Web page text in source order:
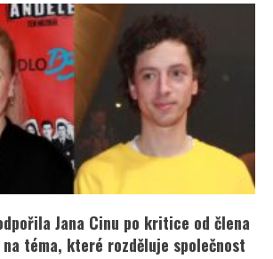
Jana Cinu po kritice od člena
na téma, které rozděluje společnost